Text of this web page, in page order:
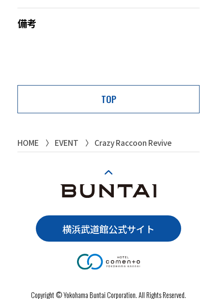
備考
TOP
HOME EVENT Crazy Raccoon Revive
横浜武道館公式サイト
Copyright © Yokohama Buntai Corporation. All Rights Reserved.